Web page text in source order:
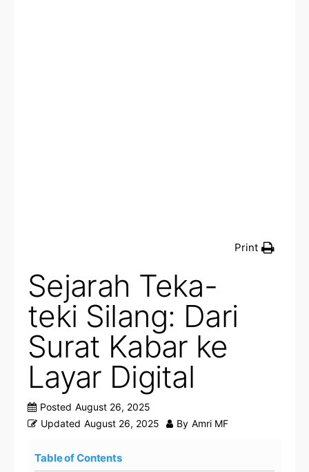
Print
Sejarah Teka-
teki Silang: Dari
Surat Kabar ke
Layar Digital
Posted August 26, 2025
Updated August 26, 2025 By Amri MF
Table of Contents